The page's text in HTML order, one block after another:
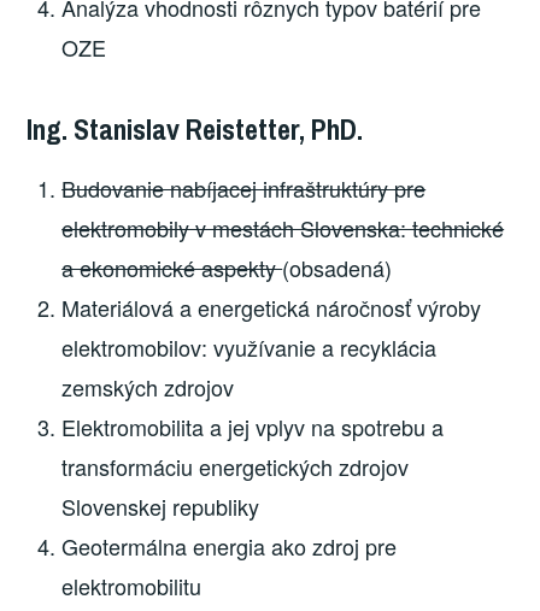
Analýza vhodnosti rôznych typov batérií pre
OZE
Ing. Stanislav Reistetter, PhD.
Budovanie nabíjacej infraštruktúry pre
elektromobily v mestách Slovenska: technické
a ekonomické aspekty(obsadená)
Materiálová a energetická náročnosť výroby
elektromobilov: využívanie a recyklácia
zemských zdrojov
Elektromobilita a jej vplyv na spotrebu a
transformáciu energetických zdrojov
Slovenskej republiky
Geotermálna energia ako zdroj pre
elektromobilitu